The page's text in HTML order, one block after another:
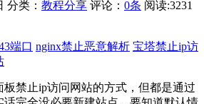
分类： 教程分享 评论： 0条 阅读:3231
端口 nginx禁止恶意解析 宝塔禁止ip访
板禁止ip访问网站的方式，但都是通过